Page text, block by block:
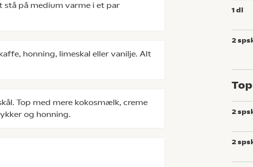
stå på medium varme i et par
honning, limeskal eller vanilje. Alt
Top med mere kokosmælk, creme
og honning.
1dl
2
2
2